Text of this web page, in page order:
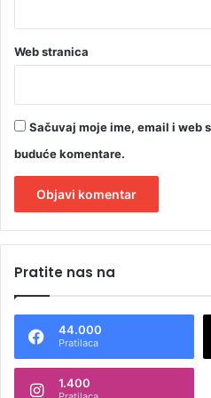
Web stranica
Sačuvaj moje ime, email i web
buduće komentare.
t
n
Pratite nas na
44.000
Pratilaca
1.400